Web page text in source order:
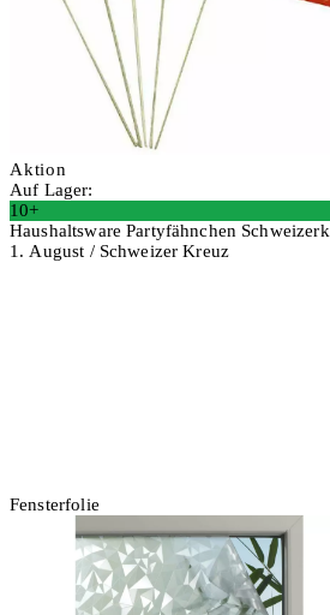
Aktion
Auf Lager:
10+
Haushaltsware Partyfähnchen
1. August / Schweizer Kreuz
Fensterfolie